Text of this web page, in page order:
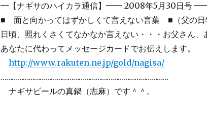
━【ナギサのハイカラ通信】━━ 2008年5月30日号
■ 面と向かってはずかしくて言えない言葉 ■（父の日
日頃、照れくさくてなかなか言えない・・・お父さん、
あなたに代わってメッセージカードでお伝えします。
http://www.rakuten.ne.jp/gold/nagisa/
………………………………………………………………………………
ナギサビールの真鍋（志麻）です＾＾。